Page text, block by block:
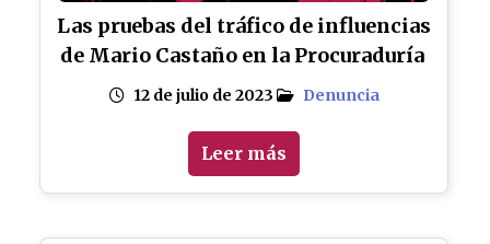
Las pruebas del tráfico de influencias
de Mario Castaño en la Procuraduría
12 de julio de 2023 Denuncia
Leer más